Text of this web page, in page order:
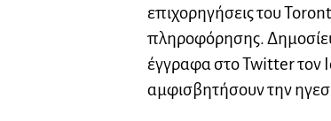
επιχορηγήσεις του
πληροφόρησης.
έγγραφα στο Twitter τον
αμφισβητήσουν την